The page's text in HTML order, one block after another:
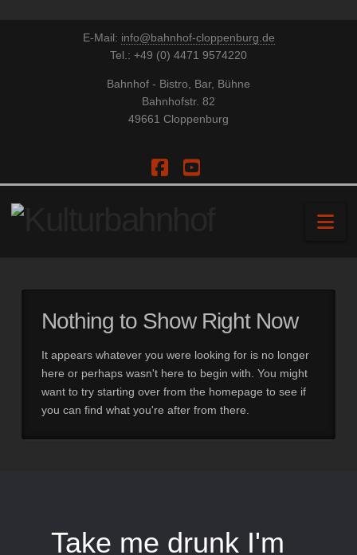
E-Mail: info@bahnhof-cloppenburg.de
Tel.: +49 (0) 4471 9574220
Bahnhof - Bistro, Bar, Bühne
Bahnhofstr. 82
49661 Cloppenburg
Facebook
YouTube
Nothing to Show Right Now
It appears whatever you were looking for is no longer
here or perhaps wasn't here to begin with. You might
want to try starting over from the homepage to see if
you can find what you're after from there.
Take me drunk I'm